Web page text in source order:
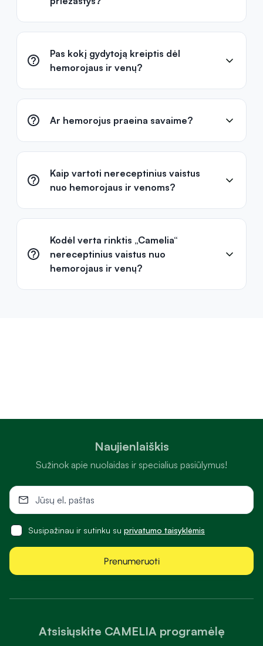
skausmą?
Kokie yra hemorojaus simptomai ir
priežastys?
Pas kokį gydytoją kreiptis dėl
hemorojaus ir venų?
Ar hemorojus praeina savaime?
Kaip vartoti nereceptinius vaistus
nuo hemorojaus ir venoms?
Atsisiųskite CAMELIA programėlę
Naujienlaiškis
Sužinok apie nuolaidas ir specialius pasiūlymus!
Susipažinau ir sutinku su privatumo taisyklėmis
Prenumeruoti